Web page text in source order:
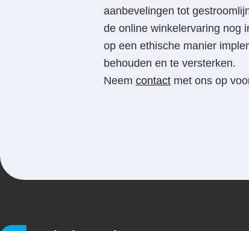
aanbevelingen tot
de online winkelervaring nog
op een ethische manier
behouden en te versterken.
Neem contact met ons op